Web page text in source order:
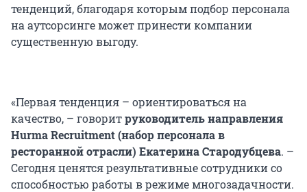
тенденций, благодаря которым подбор персонала
на аутсорсинге может принести компании
существенную выгоду.
«Первая тенденция – ориентироваться на
качество, – говоритруководитель направления
Hurma Recruitment (набор персонала в
ресторанной отрасли) Екатерина Стародубцева. –
Сегодня ценятся результативные сотрудники со
способностью работы в режиме многозадачности.